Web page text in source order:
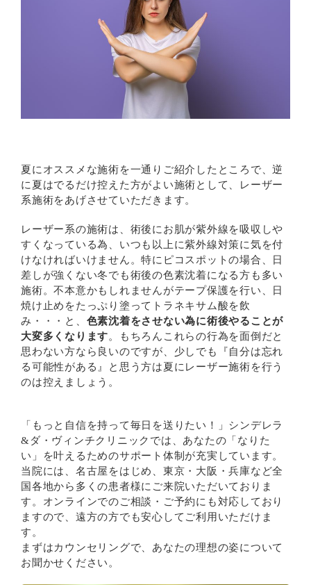
夏にオススメな施術を一通りご紹介したところで、逆
に夏はでるだけ控えた方がよい施術として、レーザー
系施術をあげさせていただきます。
レーザー系の施術は、術後にお肌が紫外線を吸収しや
すくなっている為、いつも以上に紫外線対策に気を付
けなければいけません。特にピコスポットの場合、日
差しが強くない冬でも術後の色素沈着になる方も多い
施術。不本意かもしれませんがテープ保護を行い、日
焼け止めをたっぷり塗ってトラネキサム酸を飲
み・・・と、 色素沈着をさせない為に術後やることが
大変多くなります。もちろんこれらの行為を面倒だと
思わない方なら良いのですが、少しでも『自分は忘れ
る可能性がある』と思う方は夏にレーザー施術を行う
のは控えましょう。
「もっと自信を持って毎日を送りたい！」シンデレラ
&ダ・ヴィンチクリニックでは、あなたの「なりた
い」を叶えるためのサポート体制が充実しています。
当院には、名古屋をはじめ、東京・大阪・兵庫など全
国各地から多くの患者様にご来院いただいておりま
す。オンラインでのご相談・ご予約にも対応しており
ますので、遠方の方でも安心してご利用いただけま
す。
まずはカウンセリングで、あなたの理想の姿について
お聞かせください。